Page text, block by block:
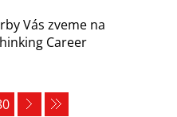
Vás zveme na
Career